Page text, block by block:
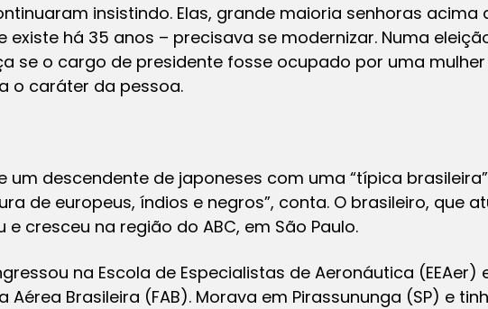
insistindo. Elas, grande maioria senhoras acima
existe há 35 anos – precisava se modernizar. Numa
se o cargo de presidente fosse ocupado por uma
o caráter da pessoa.
um descendente de japoneses com uma “típica
de europeus, índios e negros”, conta. O brasileiro, que
cresceu na região do ABC, em São Paulo.
na Escola de Especialistas de Aeronáutica (EEAer)
Aérea Brasileira (FAB). Morava em Pirassununga (SP) e